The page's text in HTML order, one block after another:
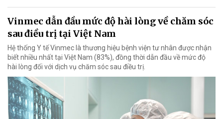
Vinmec dẫn đầu mức độ hài lòng về chăm sóc
sau điều trị tại Việt Nam
Hệ thống Y tế Vinmec là thương hiệu bệnh viện tư nhân được nhận
biết nhiều nhất tại Việt Nam (83%), đồng thời dẫn đầu về mức độ
hài lòng đối với dịch vụ chăm sóc sau điều trị.